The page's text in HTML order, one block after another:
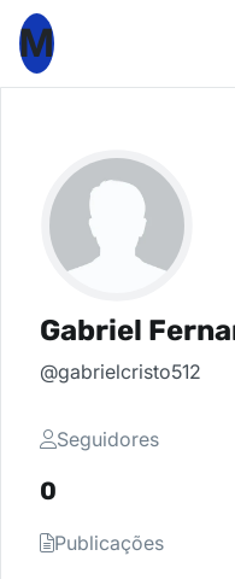
M
Gabriel
@gabrielcristo512
Seguidores
0
Publicações